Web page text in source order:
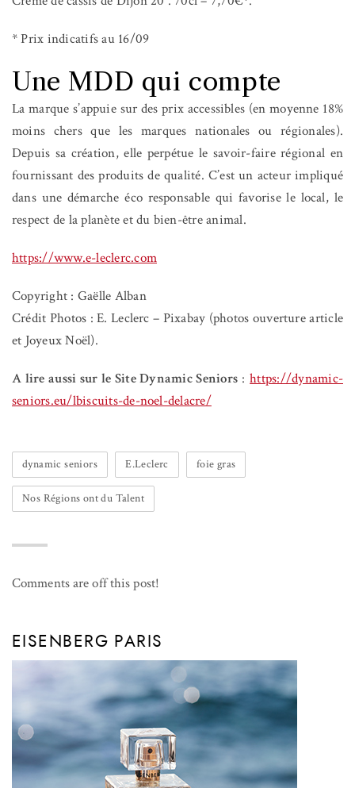
* Prix indicatifs au 16/09
Une MDD qui compte
La marque s’appuie sur des prix accessibles (en moyenne 18%
moins chers que les marques nationales ou régionales).
Depuis sa création, elle perpétue le savoir-faire régional en
fournissant des produits de qualité. C’est un acteur impliqué
dans une démarche éco responsable qui favorise le local, le
respect de la planète et du bien-être animal.
https://www.e-leclerc.com
Copyright : Gaëlle Alban
Crédit Photos : E. Leclerc – Pixabay (photos ouverture article
et Joyeux Noël).
A lire aussi sur le Site Dynamic Seniors :https://dynamic-
seniors.eu/lbiscuits-de-noel-delacre/
dynamic seniors E.Leclerc foie gras
Nos Régions ont du Talent
Comments are off this post!
EISENBERG PARIS